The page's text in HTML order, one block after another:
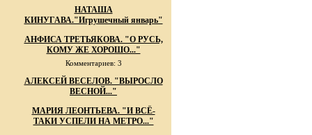
НАТАША
КИНУГАВА."Игрушечный январь"
АНФИСА ТРЕТЬЯКОВА. "О РУСЬ,
КОМУ ЖЕ ХОРОШО..."
Комментариев: 3
АЛЕКСЕЙ ВЕСЕЛОВ. "ВЫРОСЛО
ВЕСНОЙ..."
МАРИЯ ЛЕОНТЬЕВА. "И ВСЁ-
ТАКИ УСПЕЛИ НА МЕТРО..."